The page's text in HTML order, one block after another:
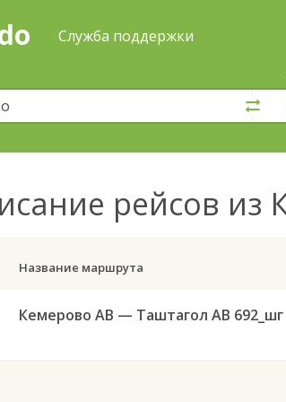
Служба поддержки
рейсов из
Название маршрута
Кемерово АВ — Таштагол АВ 692_шг